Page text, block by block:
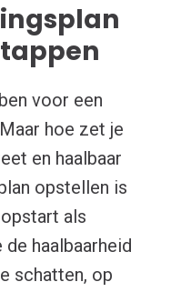
voor een
hoe zet je
en haalbaar
opstellen is
als
haalbaarheid
schatten, op